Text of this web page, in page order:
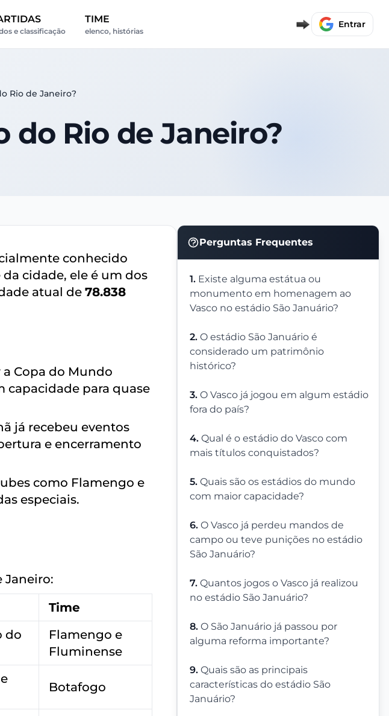
e classificação
TIME
elenco, histórias
Entrar
Rio de Janeiro?
do Rio de Janeiro?
Perguntas Frequentes
1. Existe alguma estátua ou
monumento em homenagem ao
Vasco no estádio São Januário?
2. O estádio São Januário é
considerado um patrimônio
histórico?
3. O Vasco já jogou em algum estádio
fora do país?
4. Qual é o estádio do Vasco com
mais títulos conquistados?
5. Quais são os estádios do mundo
com maior capacidade?
6. O Vasco já perdeu mandos de
campo ou teve punições no estádio
São Januário?
7. Quantos jogos o Vasco já realizou
no estádio São Januário?
8. O São Januário já passou por
alguma reforma importante?
9. Quais são as principais
características do estádio São
Januário?
conhecido
cidade, ele é um dos
atual de 78.838
a Copa do Mundo
capacidade para quase
já recebeu eventos
e encerramento
como Flamengo e
especiais.
Janeiro:
Time
do
Flamengo e
Fluminense
Botafogo